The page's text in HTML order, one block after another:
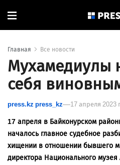
Главная Все новости
Мухамедиулы
себя
press.kz press_kz 17 апреля 2023
17 апреля в Байконурском
началось главное судебное
хищении в отношении бывшего
директора Национального